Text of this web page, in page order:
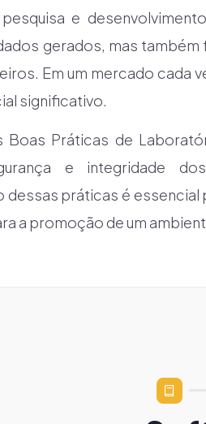
e
gerados, mas
Em um mercado cada
significativo.
Boas Práticas de
e integridade
dessas práticas é
a promoção de um